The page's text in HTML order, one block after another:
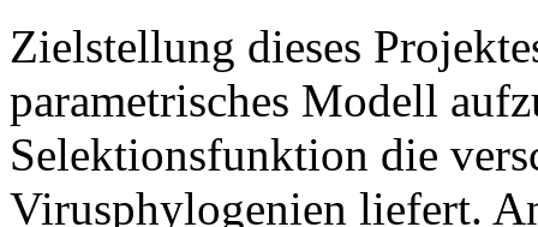
Zielstellung dieses
parametrisches Modell
Selektionsfunktion die
Virusphylogenien liefert.